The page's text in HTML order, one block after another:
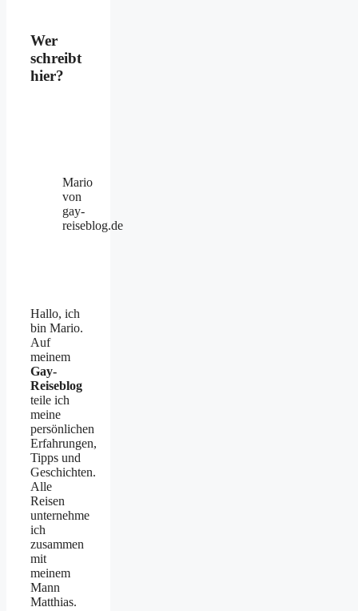
Wer
schreibt
hier?
Mario
von
gay-
reiseblog.de
Hallo, ich
bin Mario.
Auf
meinem
Gay-
Reiseblog
teile ich
meine
persönlichen
Erfahrungen,
Tipps und
Geschichten.
Alle
Reisen
unternehme
ich
zusammen
mit
meinem
Mann
Matthias.